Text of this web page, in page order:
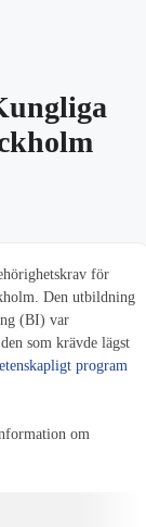
för
Den utbildning
(BI) var
som krävde lägst
program
om